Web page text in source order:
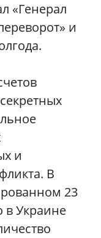
«Генерал
и
и
В
23
в Украине